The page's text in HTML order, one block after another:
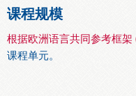
课程规模
根据欧洲语言共同参考框架
课程单元。